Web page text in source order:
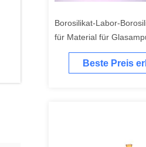
Borosilikat-Labor-
für Material für
röhrenförmige Vials
Beste Preis